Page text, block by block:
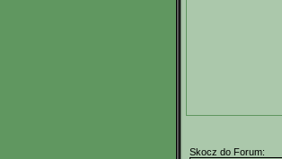
Skocz do Forum: